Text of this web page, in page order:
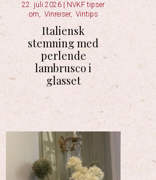
22. juli 2026
NVKF tipser
om, Vinreiser, Vintips
Italiensk
stemning med
perlende
lambrusco i
glasset